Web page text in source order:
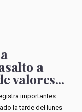
a
valores...
importantes
la tarde del lunes